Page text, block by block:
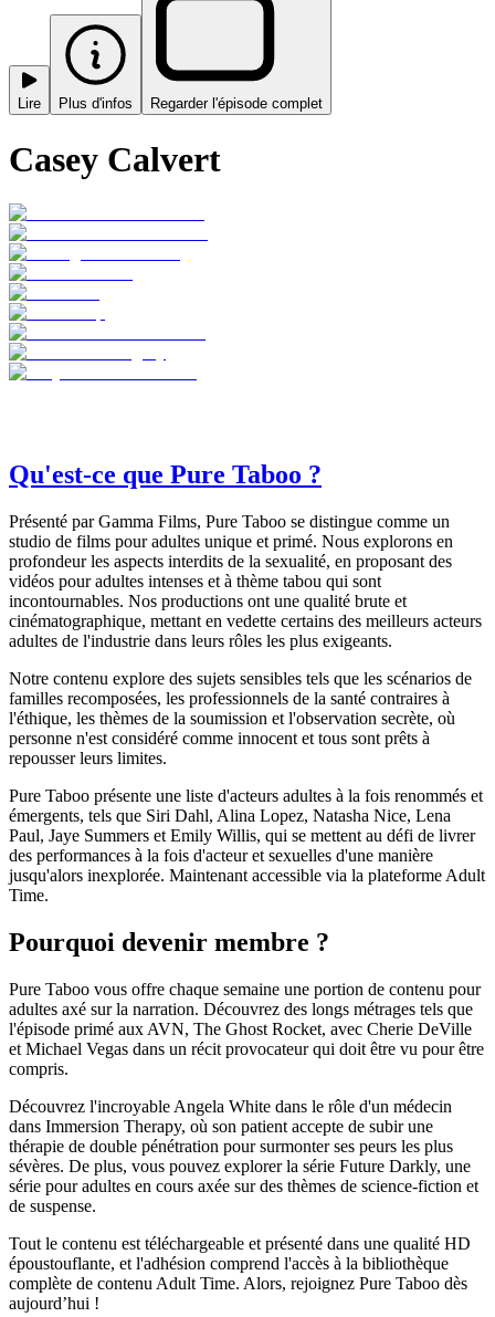
Lire Plus d'infos Regarder l'épisode complet
Casey Calvert
Qu'est-ce que Pure Taboo ?
Présenté par Gamma Films, Pure Taboo se distingue comme un
studio de films pour adultes unique et primé. Nous explorons en
profondeur les aspects interdits de la sexualité, en proposant des
vidéos pour adultes intenses et à thème tabou qui sont
incontournables. Nos productions ont une qualité brute et
cinématographique, mettant en vedette certains des meilleurs acteurs
adultes de l'industrie dans leurs rôles les plus exigeants.
Notre contenu explore des sujets sensibles tels que les scénarios de
familles recomposées, les professionnels de la santé contraires à
l'éthique, les thèmes de la soumission et l'observation secrète, où
personne n'est considéré comme innocent et tous sont prêts à
repousser leurs limites.
Pure Taboo présente une liste d'acteurs adultes à la fois renommés et
émergents, tels que Siri Dahl, Alina Lopez, Natasha Nice, Lena
Paul, Jaye Summers et Emily Willis, qui se mettent au défi de livrer
des performances à la fois d'acteur et sexuelles d'une manière
jusqu'alors inexplorée. Maintenant accessible via la plateforme Adult
Time.
Pourquoi devenir membre ?
Pure Taboo vous offre chaque semaine une portion de contenu pour
adultes axé sur la narration. Découvrez des longs métrages tels que
l'épisode primé aux AVN, The Ghost Rocket, avec Cherie DeVille
et Michael Vegas dans un récit provocateur qui doit être vu pour être
compris.
Découvrez l'incroyable Angela White dans le rôle d'un médecin
dans Immersion Therapy, où son patient accepte de subir une
thérapie de double pénétration pour surmonter ses peurs les plus
sévères. De plus, vous pouvez explorer la série Future Darkly, une
série pour adultes en cours axée sur des thèmes de science-fiction et
de suspense.
Tout le contenu est téléchargeable et présenté dans une qualité HD
époustouflante, et l'adhésion comprend l'accès à la bibliothèque
complète de contenu Adult Time. Alors, rejoignez Pure Taboo dès
aujourd’hui !